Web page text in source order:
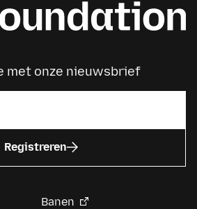
met onze nieuwsbrief
Registreren
Banen